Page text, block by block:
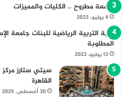
جامعة مطروح .. الكليات والمميزات
4 يوليو، 2023
كلية التربية الرياضية للبنات جامعة
المطلوبة
13 يوليو، 2023
سيتي ستارز
القاهرة
30 أغسطس، 2025